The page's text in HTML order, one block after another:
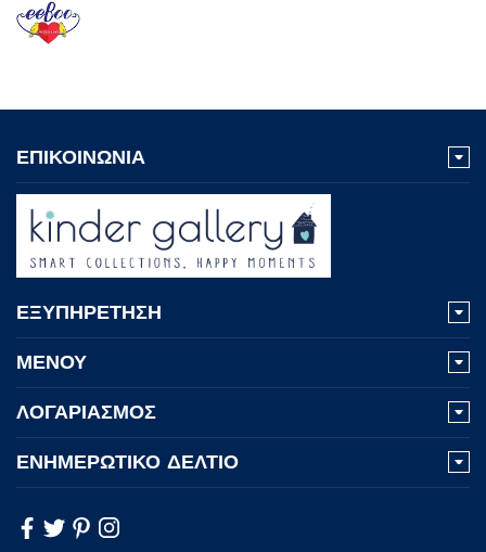
ΕΠΙΚΟΙΝΩΝΙΑ
ΕΞΥΠΗΡΕΤΗΣΗ
ΜΕΝΟΥ
ΛΟΓΑΡΙΑΣΜΟΣ
ΕΝΗΜΕΡΩΤΙΚΟ ΔΕΛΤΙΟ